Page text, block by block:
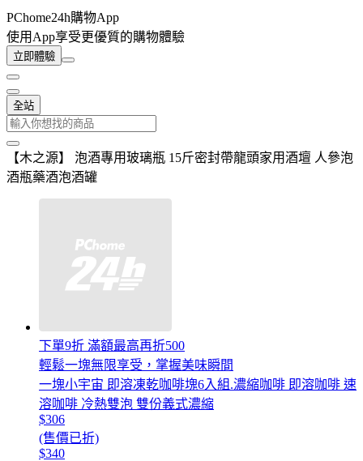
PChome24h購物App
使用App享受更優質的購物體驗
立即體驗
全站
【木之源】 泡酒專用玻璃瓶 15斤密封帶龍頭家用酒壇 人參泡
酒瓶藥酒泡酒罐
下單9折 滿額最高再折500
輕鬆一塊無限享受，掌握美味瞬間
一塊小宇宙 即溶凍乾咖啡塊6入組.濃縮咖啡 即溶咖啡 速
溶咖啡 冷熱雙泡 雙份義式濃縮
$306
(售價已折)
$340